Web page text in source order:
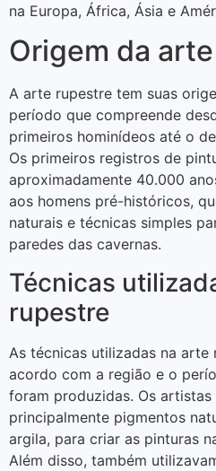
na Europa, África, Ásia e
Origem da
A arte rupestre tem suas
período que compreende
primeiros hominídeos até o
Os primeiros registros de
aproximadamente 40.000
aos homens pré-históricos,
naturais e técnicas simples
paredes das cavernas.
Técnicas
rupestre
As técnicas utilizadas na arte
acordo com a região e o
foram produzidas. Os
principalmente pigmentos
argila, para criar as pinturas
Além disso, também